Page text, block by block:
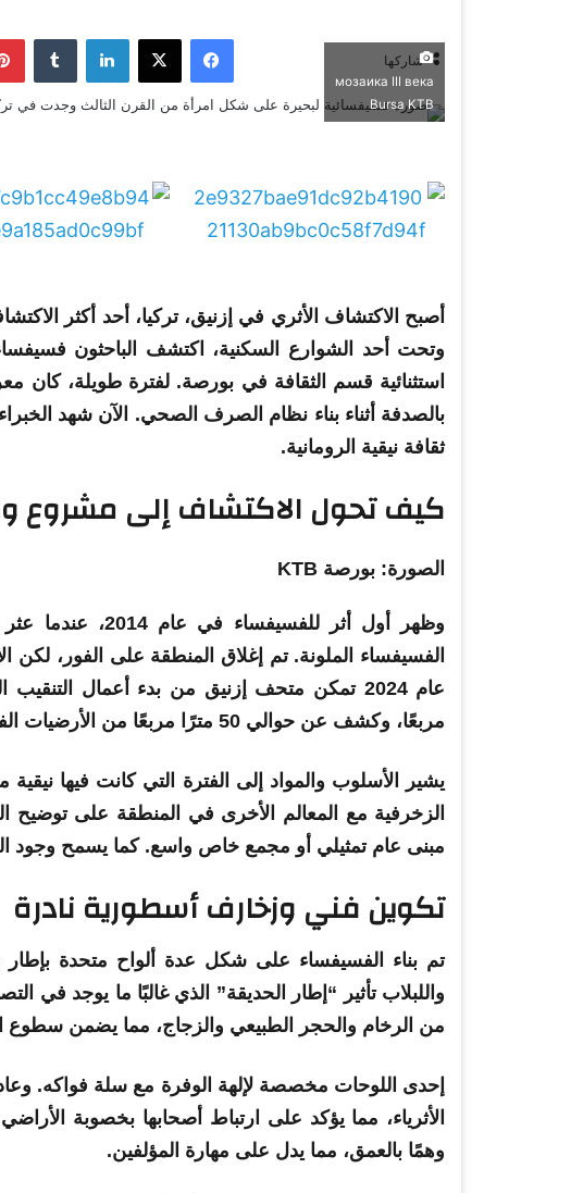
شاركها
فيسبوك ‫X لينكدإن
мозаика III века
Bursa KTB
أصبح الاكتشاف الأثري في إزنيق، تركيا، أحد أكثر
وتحت أحد الشوارع السكنية، اكتشف الباحثون
استثنائية قسم الثقافة في بورصة. لفترة طويلة، كان
بالصدفة أثناء بناء نظام الصرف الصحي. الآن شهد
ثقافة نيقية الرومانية.
كيف تحول الاكتشاف إلى مشروع
الصورة: بورصة KTB
وظهر أول أثر للفسيفساء في عام 2014، عندما عثر العمال على
الفسيفساء الملونة. تم إغلاق المنطقة على الفور،
مربعًا، وكشف عن حوالي 50 مترًا مربعًا من الأرضيات الفاخرة.
يشير الأسلوب والمواد إلى الفترة التي كانت فيها نيقية
الزخرفية مع المعالم الأخرى في المنطقة على توضيح
مبنى عام تمثيلي أو مجمع خاص واسع. كما يسمح وجود
تكوين فني وزخارف أسطورية نادرة
تم بناء الفسيفساء على شكل عدة ألواح متحدة
واللبلاب تأثير “إطار الحديقة” الذي غالبًا ما يوجد في
من الرخام والحجر الطبيعي والزجاج، مما يضمن
إحدى اللوحات مخصصة لإلهة الوفرة مع سلة فواكه.
الأثرياء، مما يؤكد على ارتباط أصحابها بخصوبة
وهمًا بالعمق، مما يدل على مهارة المؤلفين.